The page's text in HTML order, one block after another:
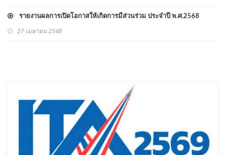
รายงานผลการเปิดโอกาสให้เกิดการมีส่วนร่วม ประจำปี พ.ศ.2568
27 เมษายน 2568